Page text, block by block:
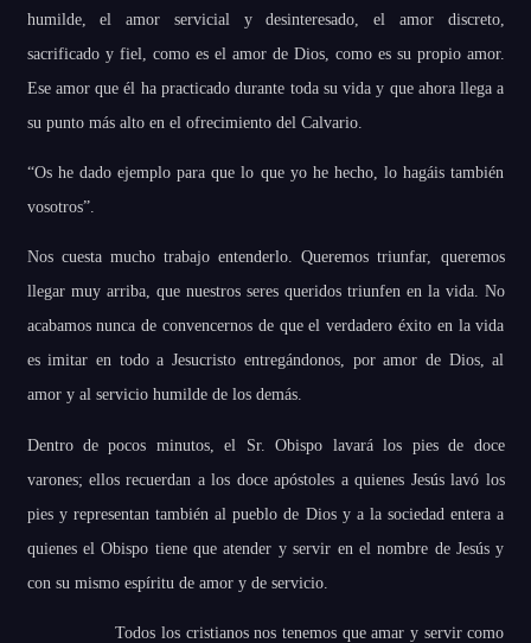
humilde, el amor servicial y desinteresado, el amor discreto,
sacrificado y fiel, como es el amor de Dios, como es su propio amor.
Ese amor que él ha practicado durante toda su vida y que ahora llega a
su punto más alto en el ofrecimiento del Calvario.
“Os he dado ejemplo para que lo que yo he hecho, lo hagáis también
vosotros”.
Nos cuesta mucho trabajo entenderlo. Queremos triunfar, queremos
llegar muy arriba, que nuestros seres queridos triunfen en la vida. No
acabamos nunca de convencernos de que el verdadero éxito en la vida
es imitar en todo a Jesucristo entregándonos, por amor de Dios, al
amor y al servicio humilde de los demás.
Dentro de pocos minutos, el Sr. Obispo lavará los pies de doce
varones; ellos recuerdan a los doce apóstoles a quienes Jesús lavó los
pies y representan también al pueblo de Dios y a la sociedad entera a
quienes el Obispo tiene que atender y servir en el nombre de Jesús y
con su mismo espíritu de amor y de servicio.
Todos los cristianos nos tenemos que amar y servir como